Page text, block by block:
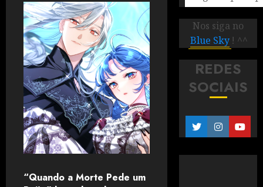
“Quando a Morte Pede um
Nos siga no
Blue Sky ! ^^
REDES
SOCIAIS